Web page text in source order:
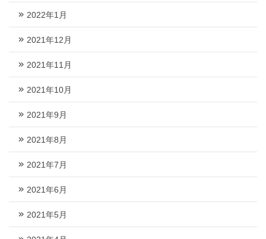
2022年1月
2021年12月
2021年11月
2021年10月
2021年9月
2021年8月
2021年7月
2021年6月
2021年5月